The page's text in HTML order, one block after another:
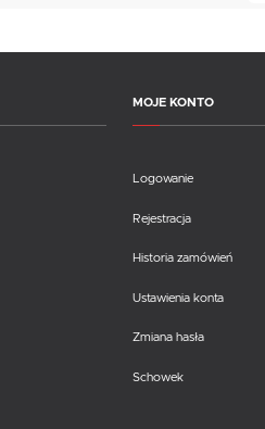
MOJE KONTO
Logowanie
Rejestracja
Historia zamówień
Ustawienia konta
Zmiana hasła
Schowek